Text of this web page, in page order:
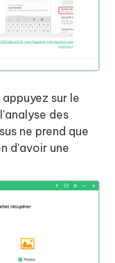
sur le
des
ne prend que
d'avoir une